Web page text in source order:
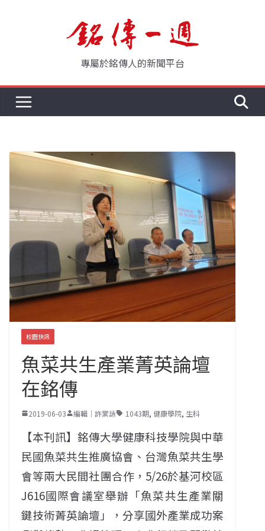
專屬於銘傳人的新聞平台
校園快訊
魚菜共生產業菁英論壇
在銘傳
2019-06-03 編輯｜許棠詠 1043期, 健康學院, 生科
【本刊訊】銘傳大學健康科技學院與中華
民國魚菜共生推廣協會、台灣魚菜共生學
會等兩大民間社團合作，5/26於基河校區
J616國際會議室舉辦「魚菜共生產業關
鍵技術菁英論壇」，分享國外產業成功案